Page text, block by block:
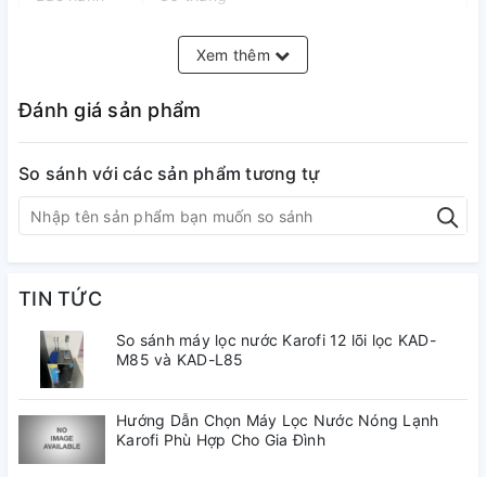
20 năm
Số cấp lọc 10 cấp
Màng lọc Màng RO 100 GPD Purifim Mỹ
Van điện từ
Bình áp
Bộ vi điều
khiển thông
minh
Có
Bơm áp Radian hút - đẩy
Xem thêm
Đánh giá sản phẩm
So sánh với các sản phẩm tương tự
TIN TỨC
So sánh máy lọc nước Karofi 12 lõi lọc KAD-
M85 và KAD-L85
Hướng Dẫn Chọn Máy Lọc Nước Nóng Lạnh
Karofi Phù Hợp Cho Gia Đình